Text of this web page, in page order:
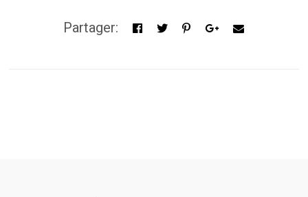
Partager: